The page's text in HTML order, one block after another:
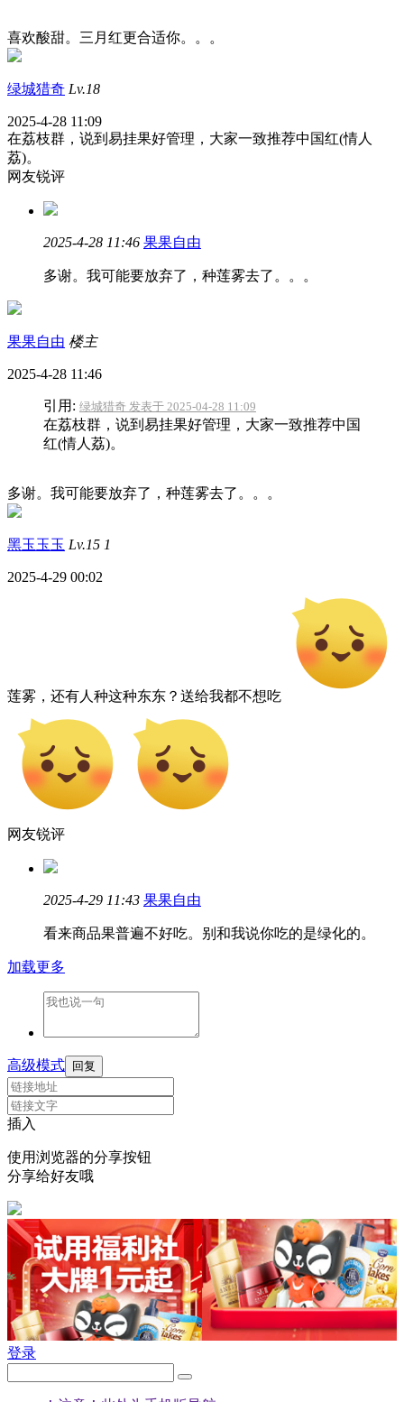
喜欢酸甜。三月红更合适你。。。
绿城猎奇 Lv.18
2025-4-28 11:09
在荔枝群，说到易挂果好管理，大家一致推荐中国红(情人
荔)。
网友锐评
2025-4-28 11:46 果果自由
多谢。我可能要放弃了，种莲雾去了。。。
果果自由 楼主
2025-4-28 11:46
引用: 绿城猎奇 发表于 2025-04-28 11:09
在荔枝群，说到易挂果好管理，大家一致推荐中国
红(情人荔)。
多谢。我可能要放弃了，种莲雾去了。。。
黑玉玉玉 Lv.15 1
2025-4-29 00:02
莲雾，还有人种这种东东？送给我都不想吃
网友锐评
2025-4-29 11:43 果果自由
看来商品果普遍不好吃。别和我说你吃的是绿化的。
加载更多
高级模式 回复
插入
使用浏览器的分享按钮
分享给好友哦
登录